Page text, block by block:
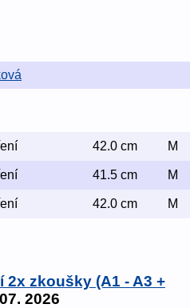
42.0 cm M
41.5 cm M
42.0 cm M
zkoušky (A1 - A3 +
2026